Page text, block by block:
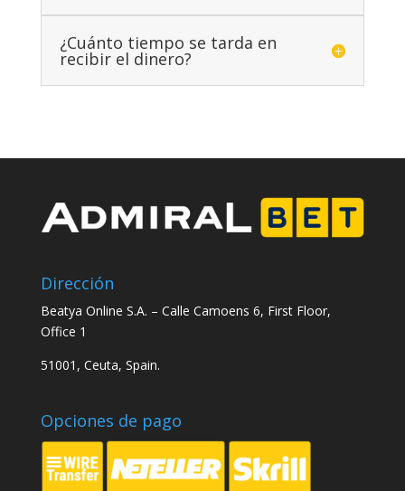
¿Cuánto tiempo se tarda en
recibir el dinero?
Dirección
Beatya Online S.A. – Calle Camoens 6, First Floor,
Office 1
51001, Ceuta, Spain.
Opciones de pago